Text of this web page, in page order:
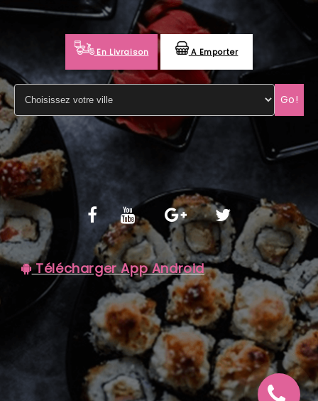
NOTRE RESTAURANT
MENTIONS LÉGALES
C.G.V
En Livraison A Emporter
Go!
Télécharger App Android